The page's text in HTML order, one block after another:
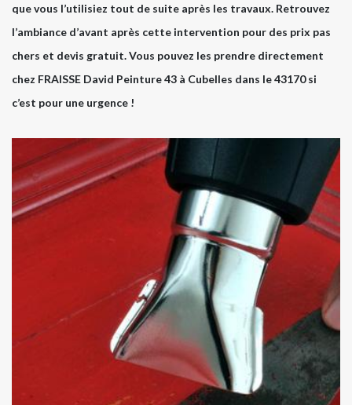
que vous l’utilisiez tout de suite après les travaux. Retrouvez
l’ambiance d’avant après cette intervention pour des prix pas
chers et devis gratuit. Vous pouvez les prendre directement
chez FRAISSE David Peinture 43 à Cubelles dans le 43170 si
c’est pour une urgence !